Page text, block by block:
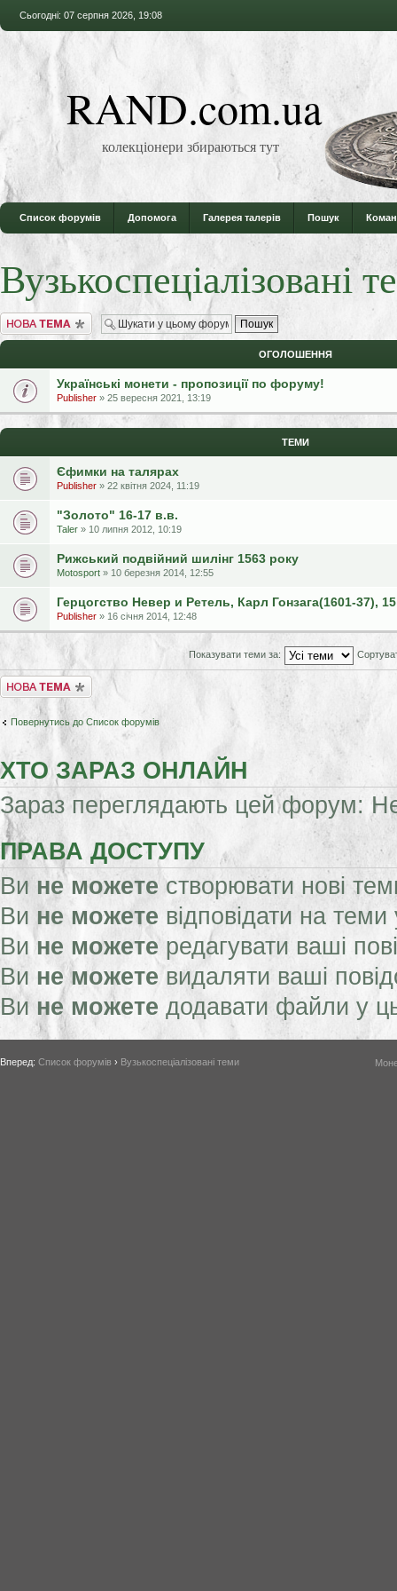
Сьогодні: 07 серпня 2026, 19:08
RAND.com.ua
колекціонери збираються тут
Список форумів Допомога Галерея талерів Пошук
Вузькоспеціалізовані
Створити нову тему
ОГОЛОШЕННЯ
Українські монети - пропозиції по форуму!
Publisher » 25 вересня 2021, 13:19
ТЕМИ
Єфимки на талярах
Publisher » 22 квітня 2024, 11:19
"Золото" 16-17 в.в.
Taler » 10 липня 2012, 10:19
Рижський подвійний шилінг 1563 року
Motosport » 10 березня 2014, 12:55
Герцогство Невер и Ретель, Карл Гонзага(1601-37),
Publisher » 16 січня 2014, 12:48
Показувати теми за:
Створити нову тему
Повернутись до Список форумів
ХТО ЗАРАЗ ОНЛАЙН
Зараз переглядають цей форум:
ПРАВА ДОСТУПУ
Ви не можете створювати нові
Ви не можете відповідати на
Вине можетередагувати ваші
Ви не можете видаляти ваші
Ви не можете додавати файли у
Вперед: Список форумів › Вузькоспеціалізовані теми